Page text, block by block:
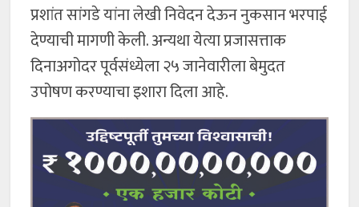
प्रशांत सांगडे यांना लेखी निवेदन देऊन नुकसान भरपाई
देण्याची मागणी केली. अन्यथा येत्या प्रजासत्ताक
दिनाअगोदर पूर्वसंध्येला २५ जानेवारीला बेमुदत
उपोषण करण्याचा इशारा दिला आहे.